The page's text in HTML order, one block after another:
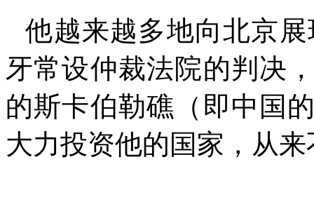
他越来越多地向北京
牙常设仲裁法院的判决
的斯卡伯勒礁（即中国
大力投资他的国家，从